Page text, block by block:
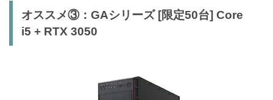
オススメ③：GAシリーズ [限定50台] Core
i5 + RTX 3050